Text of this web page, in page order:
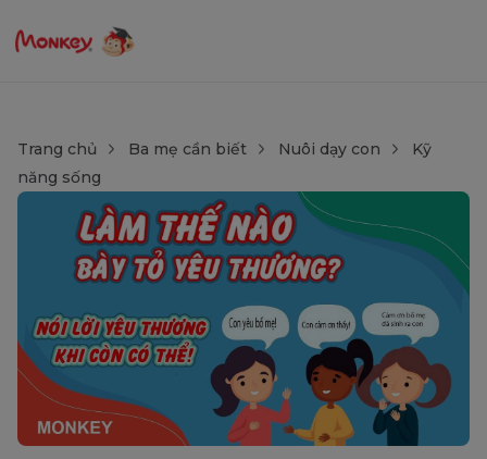
Trang chủ Ba mẹ cần biết Nuôi dạy con
Kỹ
năng sống